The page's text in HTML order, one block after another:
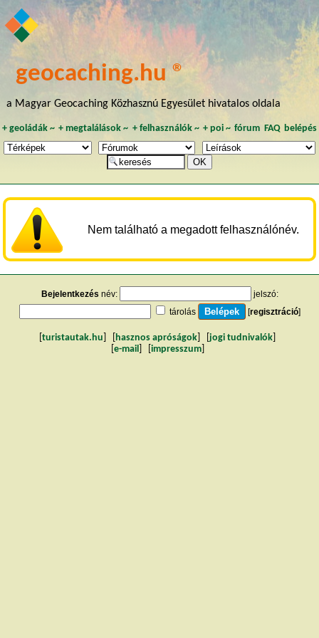
geocaching.hu ®
a Magyar Geocaching Közhasznú Egyesület hivatalos oldala
+ geoládák~ +megtalálások ~ + felhasználók~ + poi~ fórum FAQ belépés
Nem található a megadott felhasználónév.
Bejelentkezés név:
jelszó:
tárolás
[regisztráció]
turistautak.hu hasznos apróságok jogi tudnivalók
e-mail impresszum]